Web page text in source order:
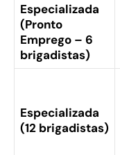
Especializada
(Pronto
Emprego – 6
brigadistas)
Especializada
(12 brigadistas)